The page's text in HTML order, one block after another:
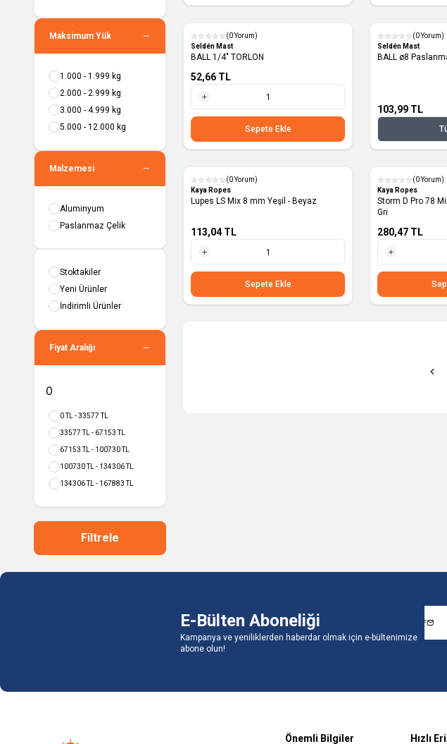
Maksimum Yük
1.000 - 1.999 kg
2.000 - 2.999 kg
3.000 - 4.999 kg
5.000 - 12.000 kg
Malzemesi
Aluminyum
Paslanmaz Çelik
Stoktakiler
Yeni Ürünler
İndirimli Ürünler
Fiyat Aralığı
0 TL - 33577 TL
33577 TL - 67153 TL
67153 TL - 100730 TL
100730 TL - 134306 TL
134306 TL - 167883 TL
Filtrele
Yeni
(0 Yorum)
Seldén Mast
BALL 1/4" TORLON
52,66 TL
1 Adet
Sepete Ekle
Yeni
(0 Yorum)
Seldén Mast
BALL ø8
103,99 TL
Yeni
(0 Yorum)
Kaya Ropes
Lupes LS Mix 8 mm Yeşil - Beyaz
113,04TL
1 Metre
Sepete Ekle
Yeni
(0 Yorum)
Kaya Ropes
Storm D Pro 78
Gri
280,47 TL
1 Metre
E-Bülten Aboneliği
Kampanya ve yeniliklerden haberdar olmak için e-bültenimize
abone olun!
Önemli Bilgiler Hızlı